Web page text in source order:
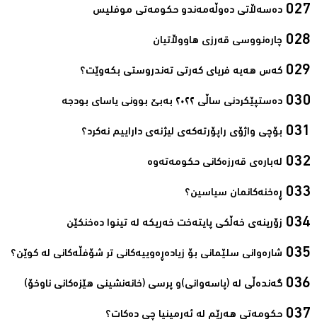
دەسەڵاتى دەوڵەمەندو حکومەتی‌ موفلیس‌‌
چارەنووسی‌ قەرزی‌ هاووڵاتیان‌‌
کەس هەیە فریای کەرتی تەندروستی بکەوێت؟‌
دەستپێکردنی ساڵی ٢٠٢٢ بەبێ بوونی یاسای بودجە ‌
بۆچی واژۆی راپۆرته‌كه‌ی لیژنه‌ی داراییم نه‌كرد؟‌
لەبارەی قەرزەکانی حکومەتەوە‌
ڕەخنەکانمان سیاسین؟‌
زۆرینەی‌ خەڵکی‌ پایتەخت خەریکە لە تینوا دەخنکێن‌
شارەوانى سلێمانى بۆ زیادەڕەوییەکانى تر شۆفڵەکانى لە کوێن؟‌
گه‌نده‌ڵی‌ له‌ (پاسه‌وانی‌)و پرسی‌ (خانه‌نشینی‌ هێزه‌كانی‌ ناوخۆ)‌
حكومه‌تی‌ هه‌رێم له‌ ئه‌رمینیا چی‌ ده‌كات؟‌